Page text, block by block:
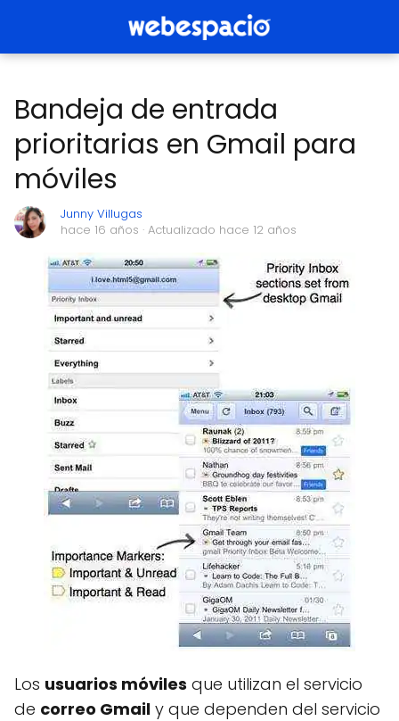
Bandeja de entrada
prioritarias en Gmail para
móviles
Junny Villugas
hace 16 años · Actualizado hace 12 años
Los usuarios móviles que utilizan el servicio
de correo Gmail y que dependen del servicio